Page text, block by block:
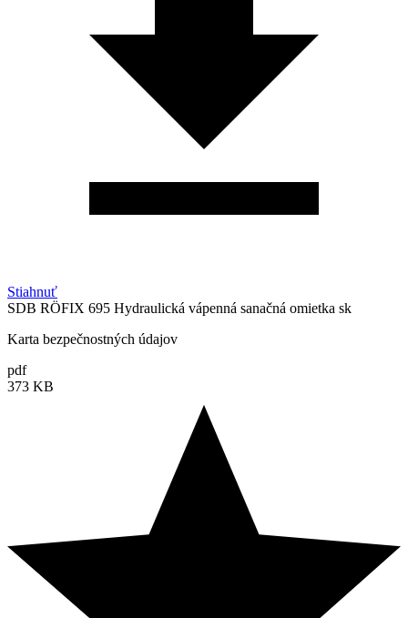
Stiahnuť
SDB RÖFIX 695 Hydraulická vápenná sanačná omietka sk
Karta bezpečnostných údajov
pdf
373 KB